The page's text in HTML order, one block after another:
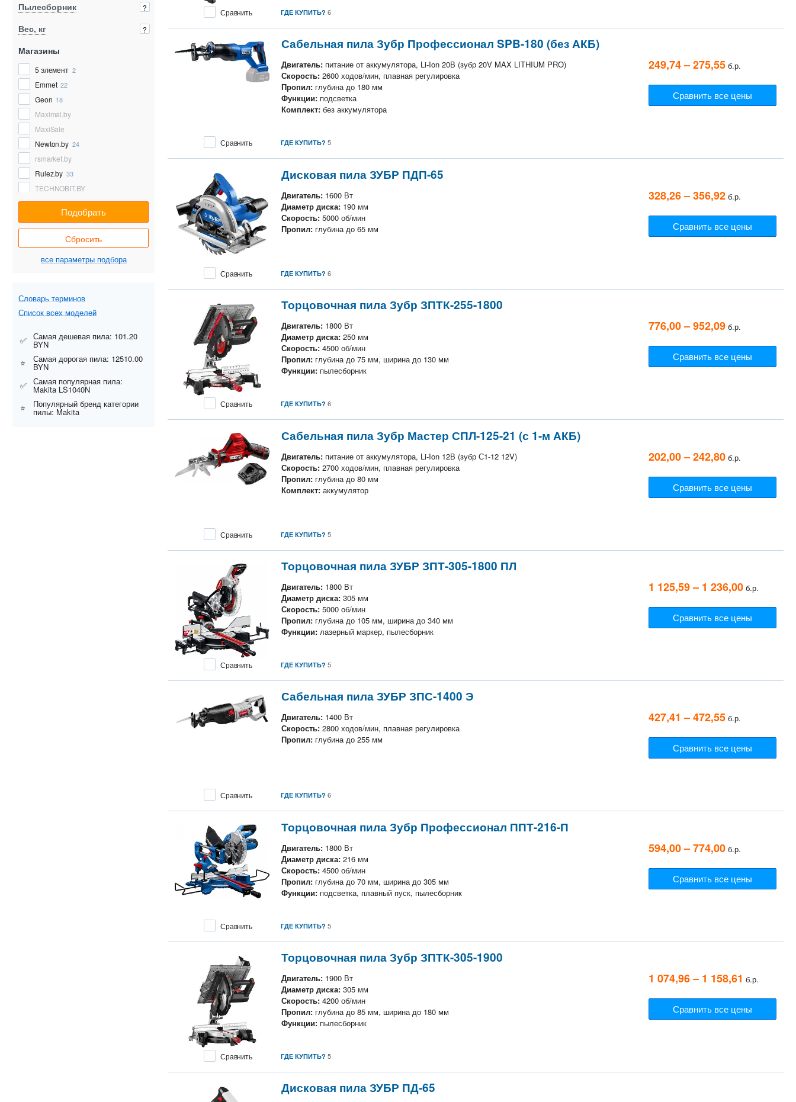
ГДЕ КУПИТЬ? 6
Сравнить
Сабельная пила Зубр Профессионал SPB-180 (без АКБ)
Двигатель: питание от аккумулятора, Li-Ion 20В (зубр 20V MAX LITHIUM PRO)
Скорость: 2600 ходов/мин, плавная регулировка
Пропил: глубина до 180 мм
Функции: подсветка
Комплект: без аккумулятора
249,74 – 275,55 б.р.
Сравнить все цены
ГДЕ КУПИТЬ? 5
Сравнить
Дисковая пила ЗУБР ПДП-65
Двигатель: 1600 Вт
Диаметр диска: 190 мм
Скорость: 5000 об/мин
Пропил: глубина до 65 мм
328,26 – 356,92 б.р.
Сравнить все цены
ГДЕ КУПИТЬ? 6
Сравнить
Торцовочная пила Зубр ЗПТК-255-1800
Двигатель: 1800 Вт
Диаметр диска: 250 мм
Скорость: 4500 об/мин
Пропил: глубина до 75 мм, ширина до 130 мм
Функции: пылесборник
776,00 – 952,09 б.р.
Сравнить все цены
ГДЕ КУПИТЬ? 6
Сравнить
Сабельная пила Зубр Мастер СПЛ-125-21 (с 1-м АКБ)
Двигатель: питание от аккумулятора, Li-Ion 12В (зубр С1-12 12V)
Скорость: 2700 ходов/мин, плавная регулировка
Пропил: глубина до 80 мм
Комплект: аккумулятор
202,00 – 242,80 б.р.
Сравнить все цены
ГДЕ КУПИТЬ? 5
Сравнить
Торцовочная пила ЗУБР ЗПТ-305-1800 ПЛ
Двигатель: 1800 Вт
Диаметр диска: 305 мм
Скорость: 5000 об/мин
Пропил: глубина до 105 мм, ширина до 340 мм
Функции: лазерный маркер, пылесборник
1 125,59 – 1 236,00 б.р.
Сравнить все цены
ГДЕ КУПИТЬ? 5
Сравнить
Сабельная пила ЗУБР ЗПС-1400 Э
Двигатель: 1400 Вт
Скорость: 2800 ходов/мин, плавная регулировка
Пропил: глубина до 255 мм
427,41 – 472,55 б.р.
Сравнить все цены
ГДЕ КУПИТЬ? 6
Сравнить
Торцовочная пила Зубр Профессионал ППТ-216-П
Двигатель: 1800 Вт
Диаметр диска: 216 мм
Скорость: 4500 об/мин
Пропил: глубина до 70 мм, ширина до 305 мм
Функции: подсветка, плавный пуск, пылесборник
594,00 – 774,00 б.р.
Сравнить все цены
ГДЕ КУПИТЬ? 5
Сравнить
Торцовочная пила Зубр ЗПТК-305-1900
Двигатель: 1900 Вт
Диаметр диска: 305 мм
Скорость: 4200 об/мин
Пропил: глубина до 85 мм, ширина до 180 мм
Функции: пылесборник
1 074,96 – 1 158,61 б.р.
Сравнить все цены
ГДЕ КУПИТЬ? 5
Сравнить
Дисковая пила ЗУБР ПД-65
Пылесборник ?
Вес, кг ?
Магазины
5 элемент 2
Emmet 22
Geon 18
Maximal.by
MaxiSale
Newton.by 24
rsmarket.by
Rulez.by 33
TECHNOBIT.BY
TEONO6
Texnomix.by24
Удачник
Подобрать
Сбросить
все параметры подбора
Словарь терминов
Список всех моделей
✅ Самая дешевая пила: 101.20
BYN
⭐
Самая дорогая пила: 12510.00
BYN
✅ Самая популярная пила:
Makita LS1040N
⭐
Популярный бренд категории
пилы: Makita